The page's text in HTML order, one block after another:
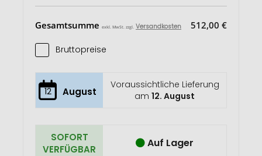
Gesamtsumme exkl. MwSt. zzgl. Versandkosten 512,00 €
Bruttopreise
12 August
Voraussichtliche Lieferung
am12. August
SOFORT
VERFÜGBAR
Auf Lager